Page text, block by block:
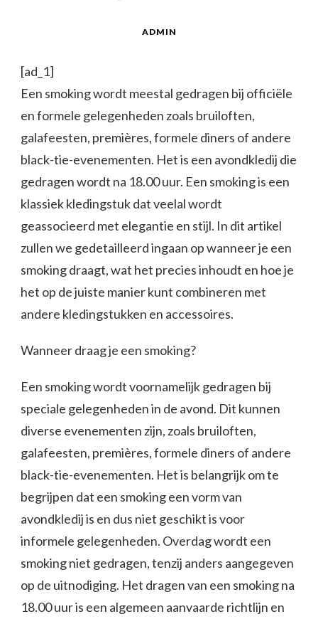
ADMIN
[ad_1]
Een smoking wordt meestal gedragen bij officiële
en formele gelegenheden zoals bruiloften,
galafeesten, premières, formele diners of andere
black-tie-evenementen. Het is een avondkledij die
gedragen wordt na 18.00 uur. Een smoking is een
klassiek kledingstuk dat veelal wordt
geassocieerd met elegantie en stijl. In dit artikel
zullen we gedetailleerd ingaan op wanneer je een
smoking draagt, wat het precies inhoudt en hoe je
het op de juiste manier kunt combineren met
andere kledingstukken en accessoires.
Wanneer draag je een smoking?
Een smoking wordt voornamelijk gedragen bij
speciale gelegenheden in de avond. Dit kunnen
diverse evenementen zijn, zoals bruiloften,
galafeesten, premières, formele diners of andere
black-tie-evenementen. Het is belangrijk om te
begrijpen dat een smoking een vorm van
avondkledij is en dus niet geschikt is voor
informele gelegenheden. Overdag wordt een
smoking niet gedragen, tenzij anders aangegeven
op de uitnodiging. Het dragen van een smoking na
18.00 uur is een algemeen aanvaarde richtlijn en